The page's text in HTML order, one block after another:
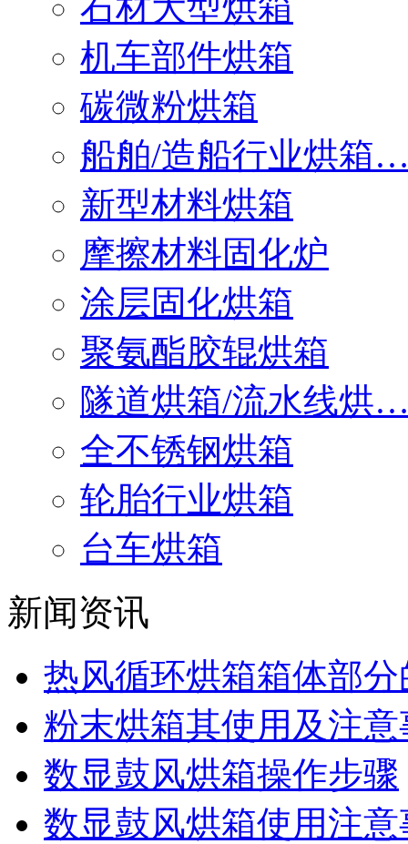
机车部件烘箱
碳微粉烘箱
船舶/造船行业烘箱
新型材料烘箱
摩擦材料固化炉
涂层固化烘箱
聚氨酯胶辊烘箱
隧道烘箱/流水线烘
全不锈钢烘箱
轮胎行业烘箱
台车烘箱
新闻资讯
热风循环烘箱箱体部
粉末烘箱其使用及注意
数显鼓风烘箱操作步骤
数显鼓风烘箱使用注意